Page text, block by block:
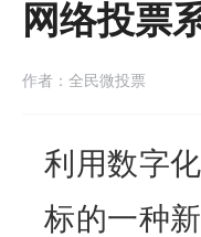
网络投票
作者：全民微投票
利用数字
标的一种